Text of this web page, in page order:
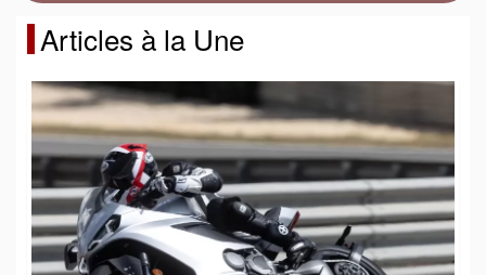
Articles à la Une